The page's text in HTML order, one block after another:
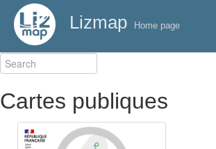
Lizmap Home page
Cartes publiques